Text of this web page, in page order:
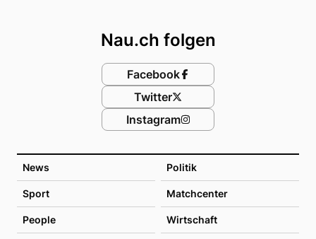
News Politik
Sport Matchcenter
People Wirtschaft
Nau.ch folgen
Facebook
Twitter
Instagram